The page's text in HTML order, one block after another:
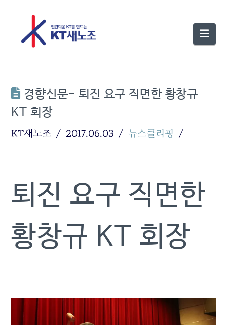
경향신문- 퇴진 요구 직면한 황창규
KT 회장
KT새노조 2017.06.03 뉴스클리핑
퇴진 요구 직면한
황창규 KT 회장